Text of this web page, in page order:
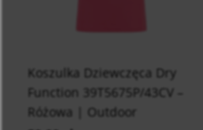
Koszulka Dziewczęca Dry
Function 39T5675P/43CV –
Różowa | Outdoor